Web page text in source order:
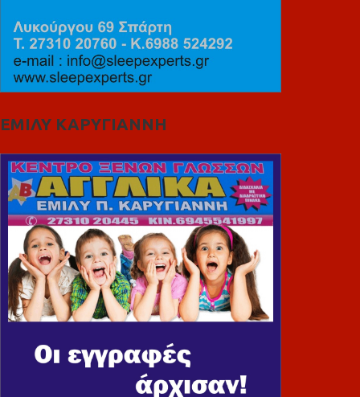
ΕΜΙΛΥ ΚΑΡΥΓΙΑΝΝΗ